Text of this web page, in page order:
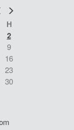
Попер
Н
2
9
16
23
30